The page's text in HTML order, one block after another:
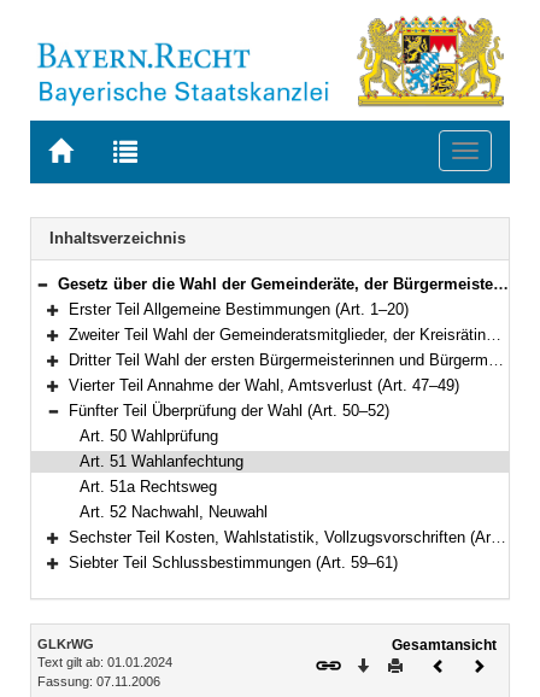
Zur
BAYERN.RECHT
Zur
letzten
Suche
Toggle
Navigation
Inhaltsverzeichnis
Bereich reduzieren
Gesetz über die Wahl der Gemeinderäte, der Bürgermeister, der Kreistage und der Landräte (Gemeinde- und Landkreiswahlgesetz – GLKrWG) in der Fassung der Bekanntmachung vom 7. November 2006 (GVBl. S. 834) BayRS 2021-1/2-I (Art. 1–61)
Bereich erweitern
Erster Teil Allgemeine Bestimmungen (Art. 1–20)
Bereich erweitern
Zweiter Teil Wahl der Gemeinderatsmitglieder, der Kreisrätinnen und Kreisräte (Art. 21–38)
Bereich erweitern
Dritter Teil Wahl der ersten Bürgermeisterinnen und Bürgermeister, der Landrätinnen und Landräte (Art. 39–46)
Bereich erweitern
Vierter Teil Annahme der Wahl, Amtsverlust (Art. 47–49)
Bereich reduzieren
Fünfter Teil Überprüfung der Wahl (Art. 50–52)
Art. 50 Wahlprüfung
Art. 51 Wahlanfechtung
Art. 51a Rechtsweg
Art. 52 Nachwahl, Neuwahl
Bereich erweitern
Sechster Teil Kosten, Wahlstatistik, Vollzugsvorschriften (Art. 53–58)
Siebter Teil Schlussbestimmungen (Art. 59–61)
Inhalt
GLKrWG
Text gilt ab: 01.01.2024
Fassung: 07.11.2006
Gesamtansicht
Download
DruckenVorheriges